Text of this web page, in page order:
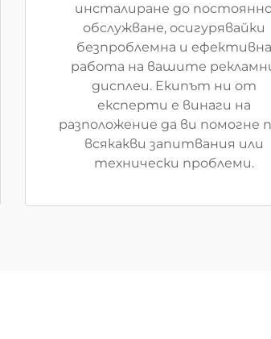
инсталиране до
обслужване, осигурявайки
безпроблемна и ефективна
работа на вашите
дисплеи. Екипът ни от
експерти е винаги на
разположение да ви помогне
всякакви запитвания или
технически проблеми.